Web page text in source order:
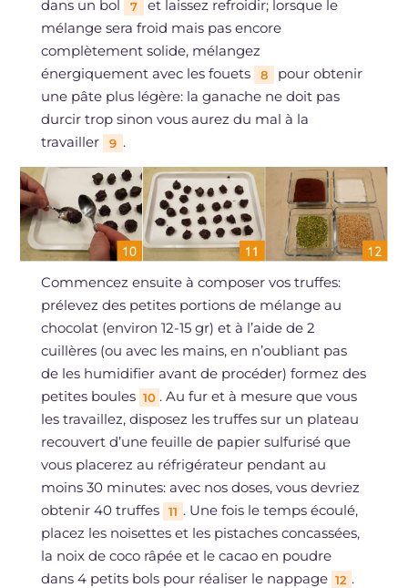
dans un bol 7
et laissez refroidir; lorsque le
mélange sera froid mais pas encore
complètement solide, mélangez
énergiquement avec les fouets
8
pour obtenir
une pâte plus légère: la ganache ne doit pas
durcir trop sinon vous aurez du mal à la
travailler
9 .
Commencez ensuite à composer vos truffes:
prélevez des petites portions de mélange au
chocolat (environ 12-15 gr) et à l’aide de 2
cuillères (ou avec les mains, en n’oubliant pas
de les humidifier avant de procéder) formez des
petites boules 10 . Au fur et à mesure que vous
les travaillez, disposez les truffes sur un plateau
recouvert d’une feuille de papier sulfurisé que
vous placerez au réfrigérateur pendant au
moins 30 minutes: avec nos doses, vous devriez
obtenir 40 truffes
11 . Une fois le temps écoulé,
placez les noisettes et les pistaches concassées,
la noix de coco râpée et le cacao en poudre
dans 4 petits bols pour réaliser le nappage 12 .